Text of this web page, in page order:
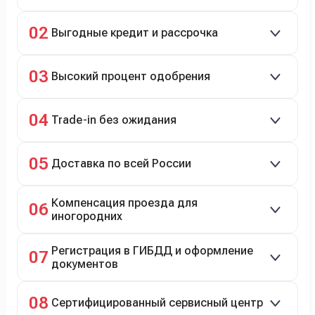
подержанные авто.
02 Выгодные кредит и рассрочка
рассрочка 0% на 2 года при первом взносе 35–50%.
03 Высокий процент одобрения
04 Trade-in без ожидания
05 Доставка по всей России
06 Компенсация проезда для
иногородних
07 Регистрация в ГИБДД и оформление
документов
08 Сертифицированный сервисный центр